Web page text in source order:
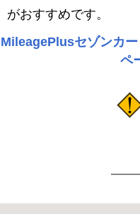
がおすすめです。
MileagePlusセゾンカ
ペ